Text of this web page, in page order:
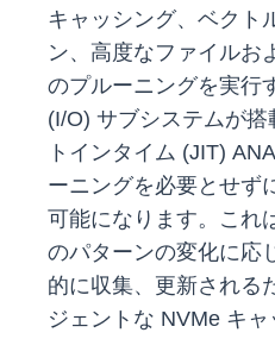
キャッシング、ベクト
ン、高度なファイルお
のプルーニングを実行
(I/O) サブシステムが
トインタイム (JIT)
ーニングを必要とせず
可能になります。これ
のパターンの変化に応
的に収集、更新される
ジェントな NVMe キ